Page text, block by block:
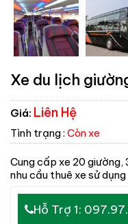
Xe du lịch
Giá: Liên Hệ
Tình trạng : Còn xe
Cung cấp xe 20
nhu cầu thuê xe sử
Hỗ Trợ 1: